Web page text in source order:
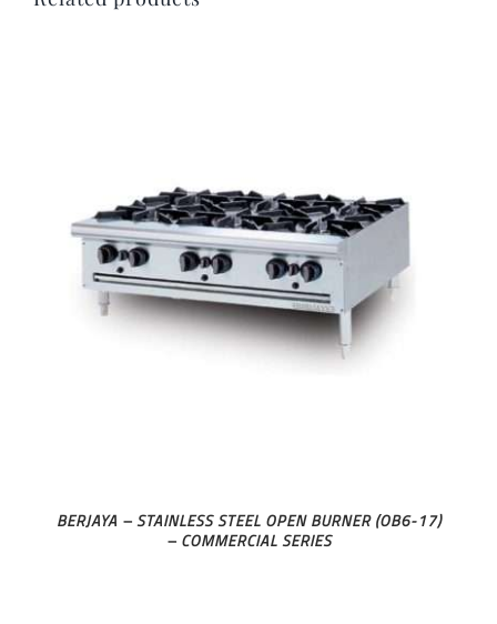
BERJAYA – STAINLESS STEEL OPEN BURNER (OB6-17)
– COMMERCIAL SERIES